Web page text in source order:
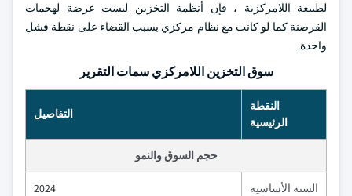
لطبيعة اللامركزية ، فإن أنظمة التخزين ليست عرضة لهجمات
القرصنة كما لو كانت مع نظام مركزي بسبب القضاء على نقطة فشل
واحدة.
سوق التخزين اللامركزي سمات التقرير
النقطة
الرئيسية
التفاصيل
حجم السوق والنمو
السنة الأساسية 2024